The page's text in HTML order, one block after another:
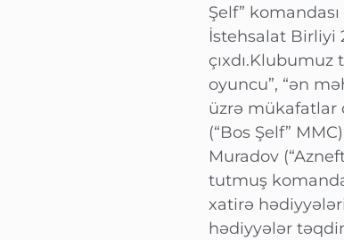
Şelf”
İstehsalat Birliyi
çıxdı.Klubumuz
oyuncu”, “ən
üzrə mükafatlar
(“Bos Şelf”
Muradov
tutmuş
xatirə
hədiyyələr